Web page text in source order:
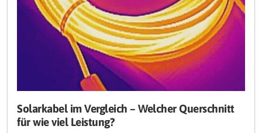
Solarkabel im Vergleich – Welcher Querschnitt
für wie viel Leistung?